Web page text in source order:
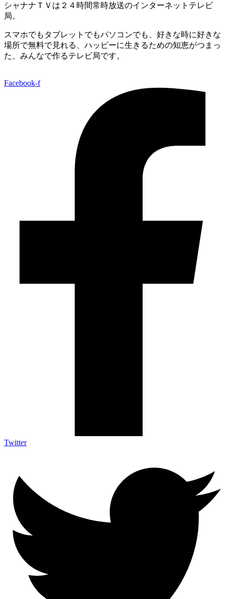
シャナナＴＶは２４時間常時放送のインターネットテレビ
局。
スマホでもタブレットでもパソコンでも、好きな時に好きな
場所で無料で見れる、 ハッピーに生きるための知恵がつまっ
た、みんなで作るテレビ局です。
Facebook-f
Twitter